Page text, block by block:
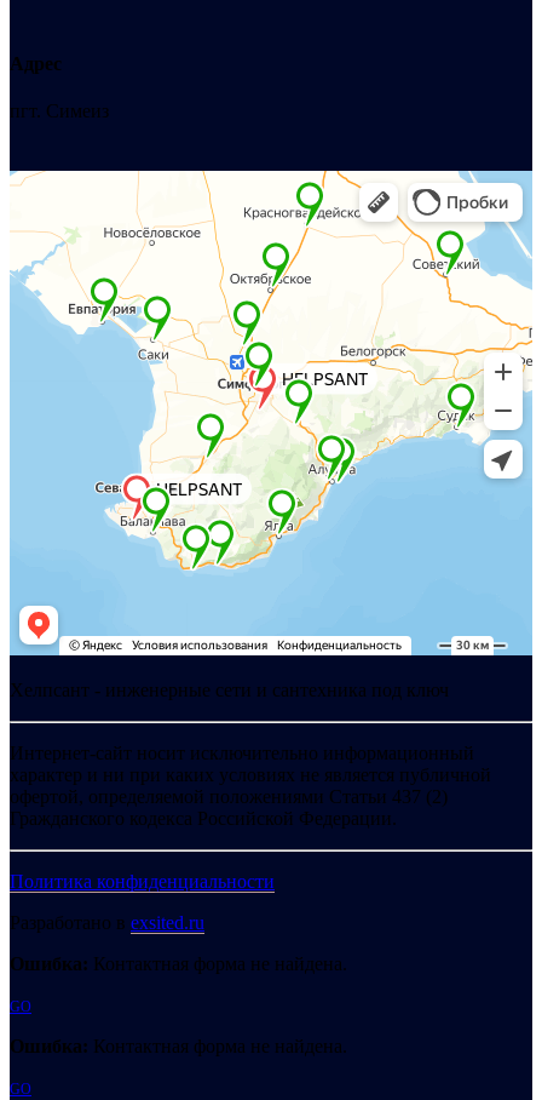
Адрес
пгт. Симеиз
Хелпсант - инженерные сети и сантехника под ключ
Интернет-сайт носит исключительно информационный
характер и ни при каких условиях не является публичной
офертой, определяемой положениями Статьи 437 (2)
Гражданского кодекса Российской Федерации.
Политика конфиденциальности
Разработано в exsited.ru
Ошибка: Контактная форма не найдена.
GO
Ошибка: Контактная форма не найдена.
GO